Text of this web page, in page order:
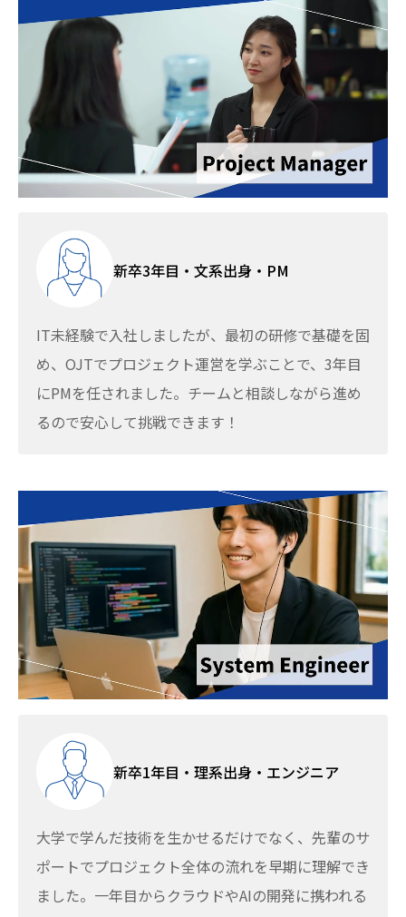
新卒3年目・文系出身・PM
IT未経験で入社しましたが、最初の研修で基礎を固
め、OJTでプロジェクト運営を学ぶことで、3年目
にPMを任されました。チームと相談しながら進め
るので安心して挑戦できます！
新卒1年目・理系出身・エンジニア
大学で学んだ技術を生かせるだけでなく、先輩のサ
ポートでプロジェクト全体の流れを早期に理解でき
ました。一年目からクラウドやAIの開発に携われる